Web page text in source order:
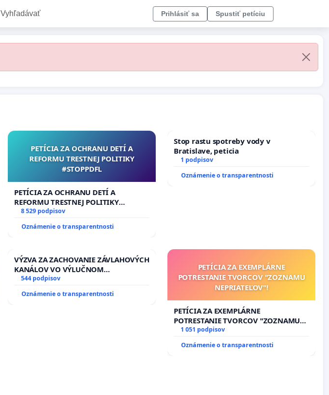
Vyhľadávať Prihlásiť sa Spustiť petíciu
PETÍCIA ZA OCHRANU DETÍ A
REFORMU TRESTNEJ POLITIKY
#STOPPDFL
PETÍCIA ZA OCHRANU DETÍ A
REFORMU TRESTNEJ POLITIKY
#STOPPDFL
8 529 podpisov
Oznámenie o transparentnosti
Stop rastu spotreby vody v
Bratislave, peticia
1 podpisov
Oznámenie o transparentnosti
VÝZVA ZA ZACHOVANIE ZÁVLAHOVÝCH
KANÁLOV VO VÝLUČNOM
VLASTNÍCTVE A POD KONTROLOU
SLOVENSKEJ REPUBLIKY & žiadosť na
riešenie zanedbaného stavu
544 podpisov
Oznámenie o transparentnosti
PETÍCIA ZA EXEMPLÁRNE
POTRESTANIE TVORCOV "ZOZNAMU
NEPRIATEĽOV"!
PETÍCIA ZA EXEMPLÁRNE
POTRESTANIE TVORCOV "ZOZNAMU
NEPRIATEĽOV"!
1 051 podpisov
Oznámenie o transparentnosti